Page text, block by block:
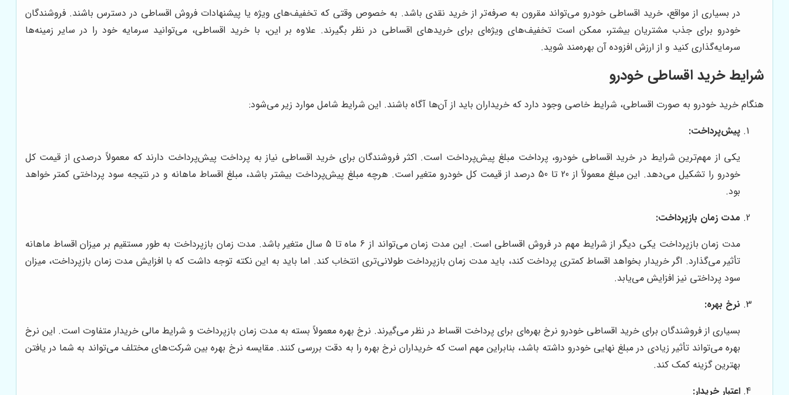
در بسیاری از مواقع، خرید اقساطی خودرو می‌تواند مقرون به صرفه‌تر از خرید نقدی باشد. به خصوص وقتی که تخفیف‌های ویژه یا پیشنهادات فروش اقساطی در دسترس باشند. فروشندگان
خودرو برای جذب مشتریان بیشتر، ممکن است تخفیف‌های ویژه‌ای برای خریدهای اقساطی در نظر بگیرند. علاوه بر این، با خرید اقساطی، می‌توانید سرمایه خود را در سایر زمینه‌ها
سرمایه‌گذاری کنید و از ارزش افزوده آن بهره‌مند شوید.
شرایط خرید اقساطی خودرو
هنگام خرید خودرو به صورت اقساطی، شرایط خاصی وجود دارد که خریداران باید از آن‌ها آگاه باشند. این شرایط شامل موارد زیر می‌شود:
پیش‌پرداخت:
یکی از مهم‌ترین شرایط در خرید اقساطی خودرو، پرداخت مبلغ پیش‌پرداخت است. اکثر فروشندگان برای خرید اقساطی نیاز به پرداخت پیش‌پرداخت دارند که معمولاً درصدی از قیمت کل
خودرو را تشکیل می‌دهد. این مبلغ معمولاً از 20 تا 50 درصد از قیمت کل خودرو متغیر است. هرچه مبلغ پیش‌پرداخت بیشتر باشد، مبلغ اقساط ماهانه و در نتیجه سود پرداختی کمتر خواهد
بود.
مدت زمان بازپرداخت:
مدت زمان بازپرداخت یکی دیگر از شرایط مهم در فروش اقساطی است. این مدت زمان می‌تواند از 6 ماه تا 5 سال متغیر باشد. مدت زمان بازپرداخت به طور مستقیم بر میزان اقساط ماهانه
تأثیر می‌گذارد. اگر خریدار بخواهد اقساط کمتری پرداخت کند، باید مدت زمان بازپرداخت طولانی‌تری انتخاب کند. اما باید به این نکته توجه داشت که با افزایش مدت زمان بازپرداخت، میزان
سود پرداختی نیز افزایش می‌یابد.
نرخ بهره:
بسیاری از فروشندگان برای خرید اقساطی خودرو نرخ بهره‌ای برای پرداخت اقساط در نظر می‌گیرند. نرخ بهره معمولاً بسته به مدت زمان بازپرداخت و شرایط مالی خریدار متفاوت است. این نرخ
بهره می‌تواند تأثیر زیادی در مبلغ نهایی خودرو داشته باشد، بنابراین مهم است که خریداران نرخ بهره را به دقت بررسی کنند. مقایسه نرخ بهره بین شرکت‌های مختلف می‌تواند به شما در یافتن
بهترین گزینه کمک کند.
اعتبار خریدار: